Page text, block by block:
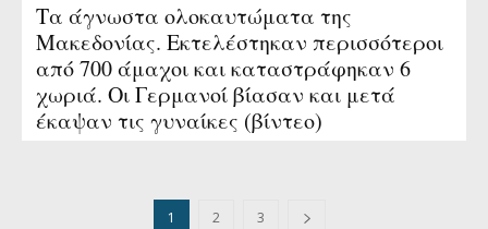
Τα άγνωστα ολοκαυτώματα της
Μακεδονίας. Εκτελέστηκαν περισσότεροι
από 700 άμαχοι και καταστράφηκαν 6
χωριά. Οι Γερμανοί βίασαν και μετά
έκαψαν τις γυναίκες (βίντεο)
1 2 3